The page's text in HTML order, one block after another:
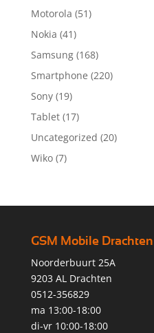
Motorola (51)
Nokia (41)
Samsung (168)
Smartphone (220)
Sony (19)
Tablet (17)
Uncategorized (20)
Wiko (7)
GSM Mobile Drachten
Noorderbuurt 25A
9203 AL Drachten
0512-356829
ma 13:00-18:00
di-vr 10:00-18:00